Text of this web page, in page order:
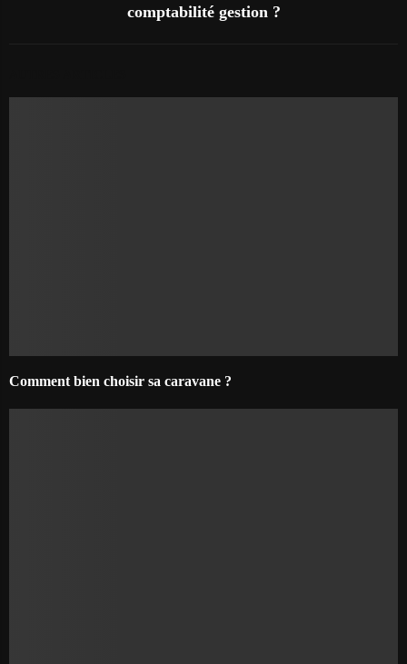
comptabilité gestion ?
Comment bien choisir sa caravane ?